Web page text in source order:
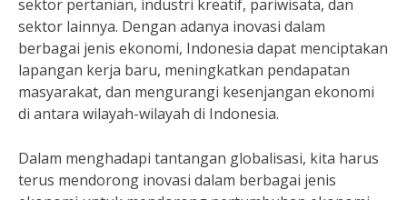
sektor pertanian, industri kreatif, pariwisata, dan
sektor lainnya. Dengan adanya inovasi dalam
berbagai jenis ekonomi, Indonesia dapat menciptakan
lapangan kerja baru, meningkatkan pendapatan
masyarakat, dan mengurangi kesenjangan ekonomi
di antara wilayah-wilayah di Indonesia.
Dalam menghadapi tantangan globalisasi, kita harus
terus mendorong inovasi dalam berbagai jenis